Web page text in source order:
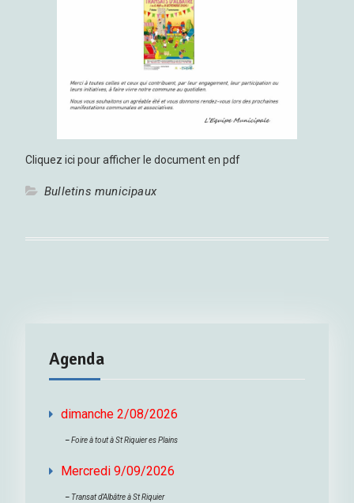
Cliquez ici pour afficher le document en pdf
Bulletins municipaux
Agenda
dimanche 2/08/2026
–Foire à tout à St Riquier es Plains
Mercredi 9/09/2026
– Transat d’Albâtre à St Riquier